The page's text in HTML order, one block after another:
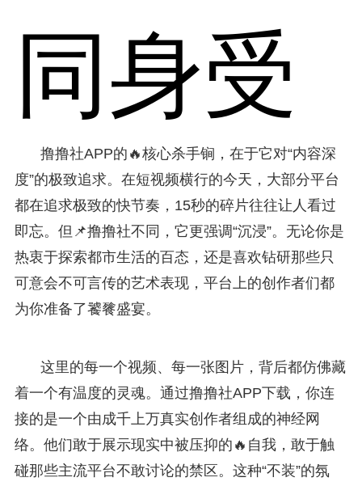
同身受
撸撸社APP的🔥核心杀手锏，在于它对“内容深
度”的极致追求。在短视频横行的今天，大部分平台
都在追求极致的快节奏，15秒的碎片往往让人看过
即忘。但📌撸撸社不同，它更强调“沉浸”。无论你是
热衷于探索都市生活的百态，还是喜欢钻研那些只
可意会不可言传的艺术表现，平台上的创作者们都
为你准备了饕餮盛宴。
这里的每一个视频、每一张图片，背后都仿佛藏
着一个有温度的灵魂。通过撸撸社APP下载，你连
接的是一个由成千上万真实创作者组成的神经网
络。他们敢于展示现实中被压抑的🔥自我，敢于触
碰那些主流平台不敢讨论的禁区。这种“不装”的氛